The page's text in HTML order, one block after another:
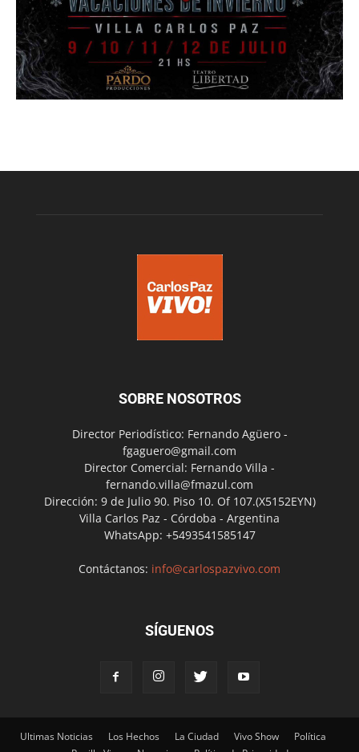
SOBRE NOSOTROS
Director Periodístico: Fernando Agüero -
fgaguero@gmail.com
Director Comercial: Fernando Villa -
fernando.villa@fmazul.com
Dirección: 9 de Julio 90. Piso 10. Of 107.(X5152EYN)
Villa Carlos Paz - Córdoba - Argentina
WhatsApp: +5493541585147
Contáctanos: info@carlospazvivo.com
SÍGUENOS
Ultimas Noticias Los Hechos La Ciudad Vivo Show
Política